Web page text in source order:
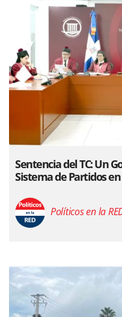
Sentencia del TC: Un
Sistema de Partidos en
Políticos en la